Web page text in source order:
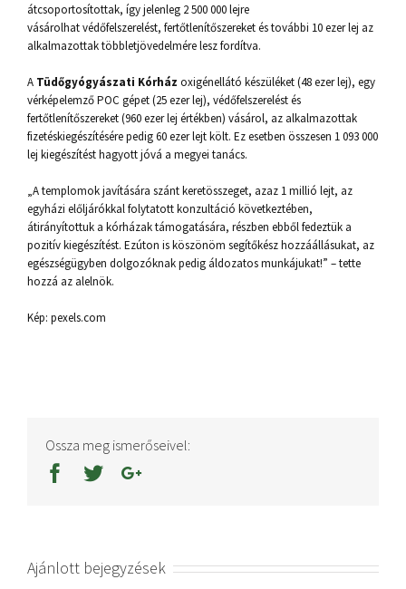
átcsoportosítottak, így jelenleg 2 500 000 lejre
vásárolhat védőfelszerelést, fertőtlenítőszereket és további 10 ezer lej az
alkalmazottak többletjövedelmére lesz fordítva.
A Tüdőgyógyászati Kórház oxigénellátó készüléket (48 ezer lej), egy
vérképelemző POC gépet (25 ezer lej), védőfelszerelést és
fertőtlenítőszereket (960 ezer lej értékben) vásárol, az alkalmazottak
fizetéskiegészítésére pedig 60 ezer lejt költ. Ez esetben összesen 1 093 000
lej kiegészítést hagyott jóvá a megyei tanács.
„A templomok javítására szánt keretösszeget, azaz 1 millió lejt, az
egyházi előljárókkal folytatott konzultáció következtében,
átirányítottuk a kórházak támogatására, részben ebből fedeztük a
pozitív kiegészítést. Ezúton is köszönöm segítőkész hozzáállásukat, az
egészségügyben dolgozóknak pedig áldozatos munkájukat!” – tette
hozzá az alelnök.
Kép: pexels.com
Ossza meg ismerőseivel:
Ajánlott bejegyzések